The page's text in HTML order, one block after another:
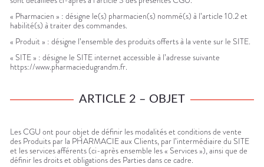
« Pharmacien » : désigne le(s) pharmacien(s) nommé(s) à l’article 10.2 et
habilité(s) à traiter des commandes.
« Produit » : désigne l’ensemble des produits offerts à la vente sur le SITE.
« SITE » : désigne le SITE internet accessible à l’adresse suivante
https://www.pharmaciedugrandm.fr.
ARTICLE 2 – OBJET
Les CGU ont pour objet de définir les modalités et conditions de vente
des Produits par la PHARMACIE aux Clients, par l’intermédiaire du SITE
et les services afférents (ci-après ensemble les « Services »), ainsi que de
définir les droits et obligations des Parties dans ce cadre.